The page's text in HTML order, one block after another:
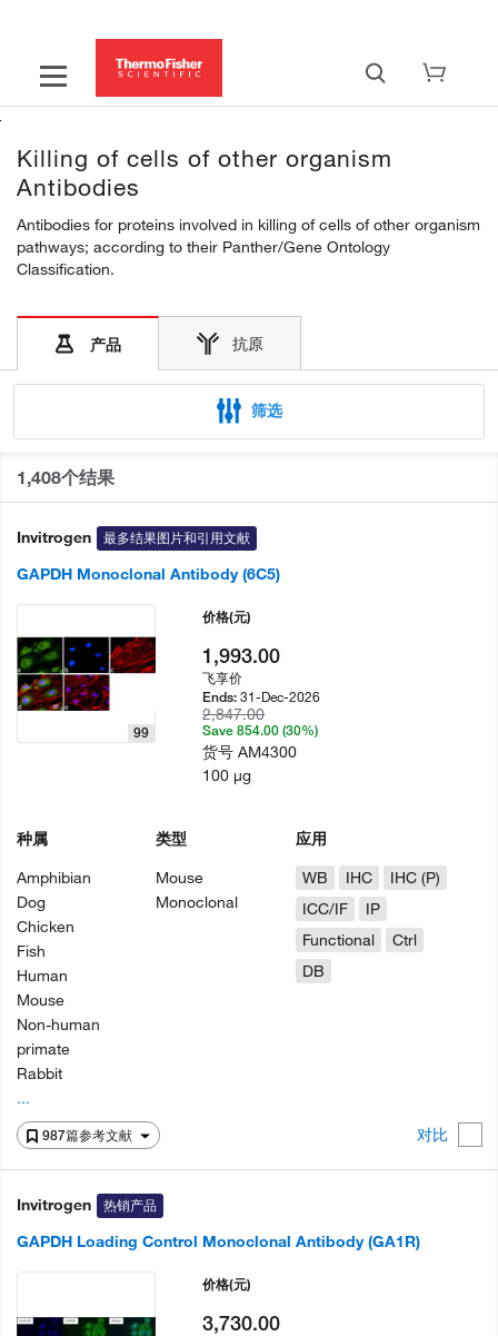
Killing of cells of other organism
Antibodies
Antibodies for proteins involved in killing of cells of other organism
pathways; according to their Panther/Gene Ontology
Classification.
产品 抗原
筛选
1,408个结果
Invitrogen 最多结果图片和引用文献
GAPDH Monoclonal Antibody (6C5)
987篇参考文献 对比
99
种属
Amphibian
Dog
Chicken
Fish
Human
Mouse
Non-human
primate
Rabbit
...
类型
Mouse
Monoclonal
应用
WB
IHC
IHC (P)
ICC/IF
IP
Functional
Ctrl
DB
价格(元)
1,993.00
飞享价
Ends:31-Dec-2026
2,847.00
Save 854.00 (30%)
货号AM4300
100 µg
Invitrogen 热销产品
GAPDH Loading Control Monoclonal Antibody (GA1R)
价格(元)
3,730.00